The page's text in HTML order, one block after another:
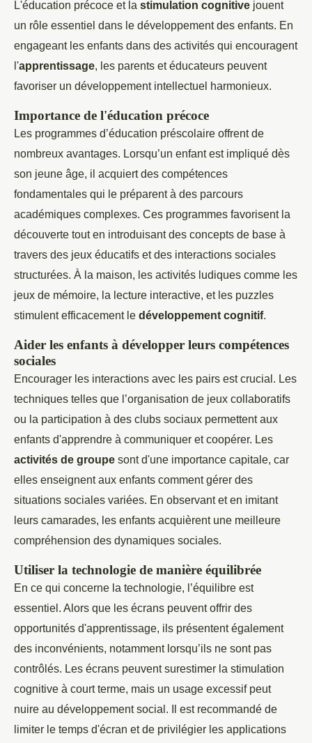
L'éducation précoce et la stimulation cognitive jouent
un rôle essentiel dans le développement des enfants. En
engageant les enfants dans des activités qui encouragent
l'apprentissage, les parents et éducateurs peuvent
favoriser un développement intellectuel harmonieux.
Importance de l'éducation précoce
Les programmes d’éducation préscolaire offrent de
nombreux avantages. Lorsqu’un enfant est impliqué dès
son jeune âge, il acquiert des compétences
fondamentales qui le préparent à des parcours
académiques complexes. Ces programmes favorisent la
découverte tout en introduisant des concepts de base à
travers des jeux éducatifs et des interactions sociales
structurées. À la maison, les activités ludiques comme les
jeux de mémoire, la lecture interactive, et les puzzles
stimulent efficacement le développement cognitif.
Aider les enfants à développer leurs compétences
sociales
Encourager les interactions avec les pairs est crucial. Les
techniques telles que l’organisation de jeux collaboratifs
ou la participation à des clubs sociaux permettent aux
enfants d'apprendre à communiquer et coopérer. Les
activités de groupe sont d'une importance capitale, car
elles enseignent aux enfants comment gérer des
situations sociales variées. En observant et en imitant
leurs camarades, les enfants acquièrent une meilleure
compréhension des dynamiques sociales.
Utiliser la technologie de manière équilibrée
En ce qui concerne la technologie, l’équilibre est
essentiel. Alors que les écrans peuvent offrir des
opportunités d'apprentissage, ils présentent également
des inconvénients, notamment lorsqu’ils ne sont pas
contrôlés. Les écrans peuvent surestimer la stimulation
cognitive à court terme, mais un usage excessif peut
nuire au développement social. Il est recommandé de
limiter le temps d'écran et de privilégier les applications